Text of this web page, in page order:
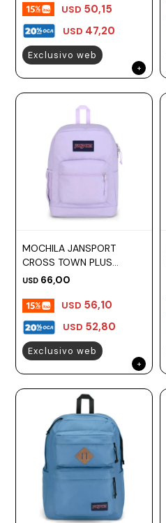
USD 47,20
USD 50,15
Exclusivo web
MOCHILA JANSPORT
CROSS TOWN PLUS
PASTEL LILAC
USD 66,00
USD 52,80
USD 56,10
Exclusivo web